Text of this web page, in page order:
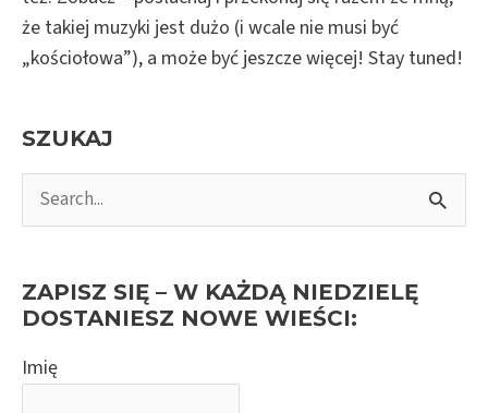
Kelly
za
życiem!
że takiej muzyki jest dużo (i wcale nie musi być
„kościołowa”), a może być jeszcze więcej! Stay tuned!
SZUKAJ
r
c
f
ZAPISZ SIĘ – W KAŻDĄ NIEDZIELĘ
DOSTANIESZ NOWE WIEŚCI:
Imię